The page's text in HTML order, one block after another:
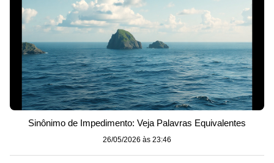
Sinônimo de Impedimento: Veja Palavras Equivalentes
26/05/2026 às 23:46